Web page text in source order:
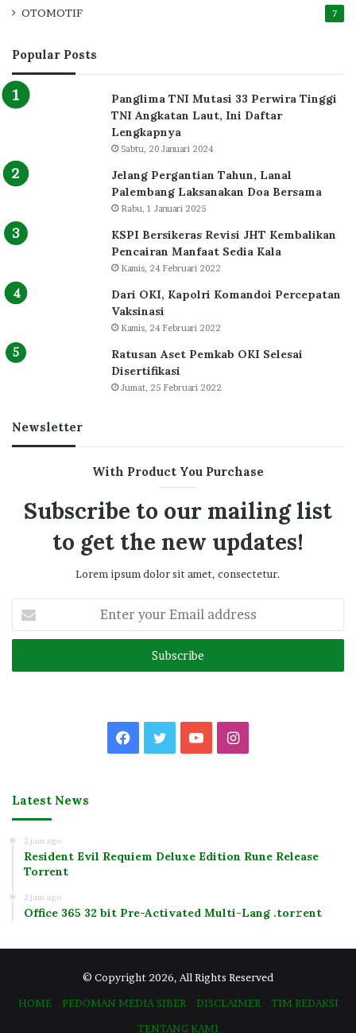
OTOMOTIF 7
Popular Posts
Panglima TNI Mutasi 33 Perwira Tinggi
TNI Angkatan Laut, Ini Daftar
Lengkapnya
Sabtu, 20 Januari 2024
Jelang Pergantian Tahun, Lanal
Palembang Laksanakan Doa Bersama
Rabu, 1 Januari 2025
KSPI Bersikeras Revisi JHT Kembalikan
Pencairan Manfaat Sedia Kala
Kamis, 24 Februari 2022
Dari OKI, Kapolri Komandoi Percepatan
Vaksinasi
Kamis, 24 Februari 2022
Ratusan Aset Pemkab OKI Selesai
Disertifikasi
Jumat, 25 Februari 2022
Newsletter
With Product You Purchase
Subscribe to our mailing list
to get the new updates!
Lorem ipsum dolor sit amet, consectetur.
your
Email
Facebook
TwitterYouTubeInstagram
Latest News
2 jam ago
Resident Evil Requiem Deluxe Edition Rune Release
Torrent
2 jam ago
Office 365 32 bit Pre-Activated Multi-Lang .tоr𝚛еnt
© Copyright 2026, All Rights Reserved
HOME
PEDOMAN MEDIA SIBER DISCLAIMER
TIM REDAKSI
TENTANG KAMI